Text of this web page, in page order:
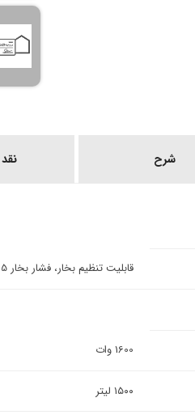
شرح
قابلیت تنظیم بخار، فشار بخار 3.5 بار
1600 وات
۱۵۰۰ لیتر